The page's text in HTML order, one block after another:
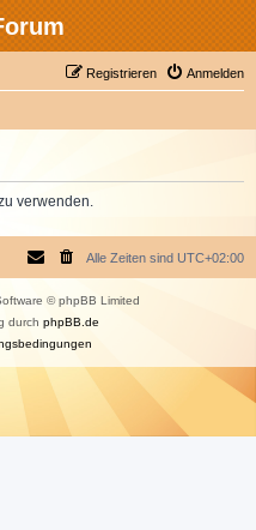
Anmelden
Registrieren
verwenden.
Alle Zeiten sind UTC+02:00
© phpBB Limited
durch phpBB.de